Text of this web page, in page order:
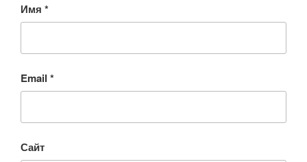
Имя *
Email *
Сайт